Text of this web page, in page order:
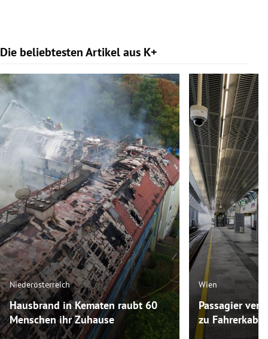
Die beliebtesten Artikel aus K+
Slide 1 von 9
Niederösterreich
Hausbrand in Kematen raubt 60
Menschen ihr Zuhause
Wien
Passagier
zu